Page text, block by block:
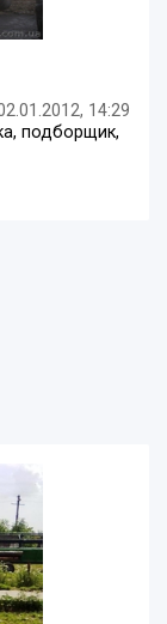
14:29
подборщик,